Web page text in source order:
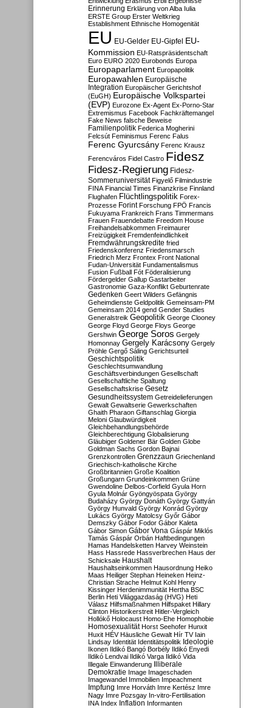
Erinnerung Erklärung von Alba Iulia
ERSTE Group Erster Weltkrieg
Establishment Ethnische Homogenität
EU EU-Gelder EU-Gipfel EU-
Kommission EU-Ratspräsidentschaft
Euro EURO 2020 Eurobonds Europa
Europaparlament Europapolitik
Europawahlen Europäische
Integration Europäischer Gerichtshof
(EuGH) Europäische Volkspartei
(EVP) Eurozone Ex-Agent Ex-Porno-Star
Extremismus Facebook Fachkräftemangel
Fake News falsche Beweise
Familienpolitik Federica Mogherini
Felcsút Feminismus Ferenc Falus
Ferenc Gyurcsány Ferenc Krausz
Ferencváros Fidel Castro Fidesz
Fidesz-Regierung Fidesz-
Sommeruniversität Figyelő Filmindustrie
FINA Financial Times Finanzkrise Finnland
Flughafen Flüchtlingspolitik Forex-
Prozesse Forint Forschung FPÖ Francis
Fukuyama Frankreich Frans Timmermans
Frauen Frauendebatte Freedom House
Freihandelsabkommen Freimaurer
Freizügigkeit Fremdenfeindlichkeit
Fremdwährungskredite fried
Friedenskonferenz Friedensmarsch
Friedrich Merz Frontex Front National
Fudan-Universität Fundamentalismus
Fusion Fußball Fót Föderalisierung
Fördergelder Gallup Gastarbeiter
Gastronomie Gaza-Konflikt Geburtenrate
Gedenken Geert Wilders Gefängnis
Geheimdienste Geldpolitik Gemeinsam-PM
Gemeinsam 2014 gend Gender Studies
Generalstreik Geopolitik George Clooney
George Floyd George Floys George
Gershwin George Soros Gergely
Homonnay Gergely Karácsony Gergely
Pröhle Gergő Sáling Gerichtsurteil
Geschichtspolitik
Geschlechtsumwandlung
Geschäftsverbindungen Gesellschaft
Gesellschaftliche Spaltung
Gesellschaftskrise Gesetz
Gesundheitssystem Getreidelieferungen
Gewalt Gewaltserie Gewerkschaften
Ghaith Pharaon Giftanschlag Giorgia
Meloni Glaubwürdigkeit
Gleichbehandlungsbehörde
Gleichberechtigung Globalisierung
Gläubiger Goldener Bär Golden Globe
Goldman Sachs Gordon Bajnai
Grenzkontrollen Grenzzaun Griechenland
Griechisch-katholische Kirche
Großbritannien Große Koalition
Großungarn Grundeinkommen Grüne
Gwendoline Delbos-Corfield Gyula Horn
Gyula Molnár Gyöngyöspata György
Budaházy György Donáth György Gattyán
György Hunvald György Konrád György
Lukács György Matolcsy Győr Gábor
Demszky Gábor Fodor Gábor Kaleta
Gábor Simon Gábor Vona Gáspár Miklós
Tamás Gáspár Orbán Haftbedingungen
Hamas Handelsketten Harvey Weinstein
Hass Hassrede Hassverbrechen Haus der
Schicksale Haushalt
Haushaltseinkommen Hausordnung Heiko
Maas Heiliger Stephan Heineken Heinz-
Christian Strache Helmut Kohl Henry
Kissinger Herdenimmunität Hertha BSC
Berlin Heti Világgazdaság (HVG) Heti
Válasz Hilfsmaßnahmen Hilfspaket Hillary
Clinton Historikerstreit Hitler-Vergleich
Hollókő Holocaust Homo-Ehe Homophobie
Homosexualität Horst Seehofer Hunxit
Huxit HÉV Häusliche Gewalt Hír TV Iain
Lindsay Identität Identitätspolitik Ideologie
Ikonen Ildikó Bangó Borbély Ildikó Enyedi
Ildikó Lendvai Ildikó Varga Ildikó Vida
Illegale Einwanderung Illiberale
Demokratie Image Imageschaden
Imagewandel Immobilien Impeachment
Impfung Imre Horváth Imre Kertész Imre
Nagy Imre Pozsgay In-vitro-Fertilisation
INA Index Inflation Informanten